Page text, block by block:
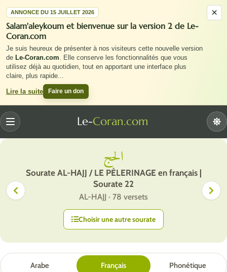
×
ANNONCE DU 15 JUILLET 2026
Salam'aleykoum et bienvenue sur la version 2 de Le-
Coran.com
Je suis heureux de présenter à nos visiteurs cette nouvelle version
de Le-Coran.com. Elle conserve les fonctionnalités que vous
utilisez déjà au quotidien, tout en apportant une interface plus
claire, plus rapide...
Lire la suite Faire un don
Le-Coran.com
Menu
الحج
Sourate AL-HAJJ / LE PÈLERINAGE en français |
Sourate 22
AL-HAJJ · 78 versets
Choisir une autre sourate
Arabe Français Phonétique